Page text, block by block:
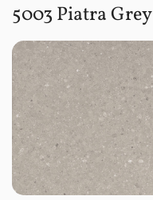
5003 Piatra Grey